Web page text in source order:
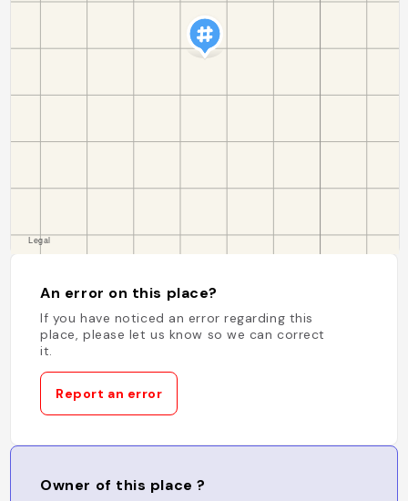
An error on this place?
If you have noticed an error regarding this
place, please let us know so we can correct
it.
Report an error
Owner of this place ?